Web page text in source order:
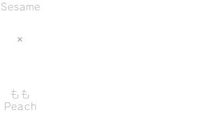
Sesame
×
Peach
もも